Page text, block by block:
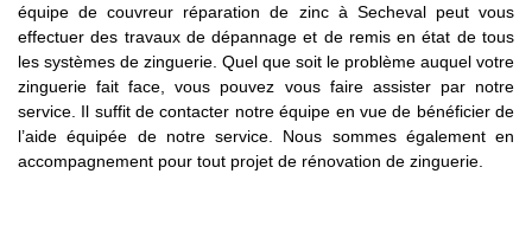
équipe de couvreur réparation de zinc à Secheval peut vous
effectuer des travaux de dépannage et de remis en état de tous
les systèmes de zinguerie. Quel que soit le problème auquel votre
zinguerie fait face, vous pouvez vous faire assister par notre
service. Il suffit de contacter notre équipe en vue de bénéficier de
l’aide équipée de notre service. Nous sommes également en
accompagnement pour tout projet de rénovation de zinguerie.